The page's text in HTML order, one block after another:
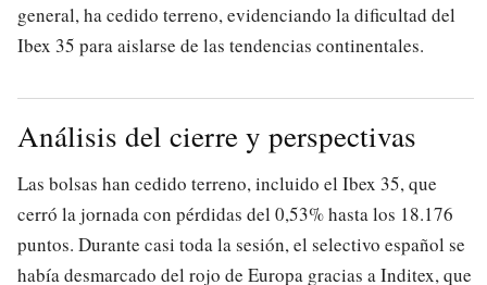
general, ha cedido terreno, evidenciando la dificultad del
Ibex 35 para aislarse de las tendencias continentales.
Análisis del cierre y perspectivas
Las bolsas han cedido terreno, incluido el Ibex 35, que
cerró la jornada con pérdidas del 0,53% hasta los 18.176
puntos. Durante casi toda la sesión, el selectivo español se
había desmarcado del rojo de Europa gracias a Inditex, que